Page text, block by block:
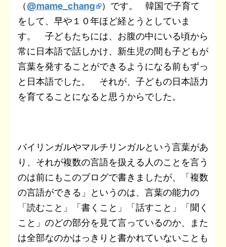
o
r
t
e
s
t
n
k
a
（@mame_chang
）です。 韓国で子育て
をして、早や１０年ほど経とうとしていま
す。 子どもたちには、お腹の中にいる頃から
常に日本語で話しかけ、新生児の間も子どもが
言葉を発することができるようになる前もずっ
と日本語でした。 それが、子どもの日本語力
を育てることになると思うからでした。
バイリンガルやマルチリンガルという言葉があ
り、それが複数の言語を扱える人のことを言う
のは前にもこのブログで書きましたが、「複数
の言語ができる」というのは、言葉の能力の
「読むこと」「書くこと」「話すこと」「聞く
こと」のどの部分を見て言っているのか、また
は全部なのかはっきりと書かれていないことも